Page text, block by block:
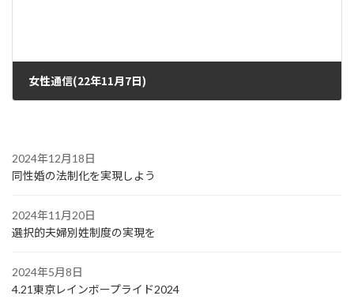
女性通信(22年11月7日)
2024年12月18日
同性婚の法制化を実現しよう
2024年11月20日
選択的夫婦別姓制度の実現を
2024年5月8日
4.21東京レインボープライド2024